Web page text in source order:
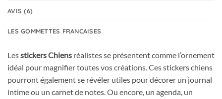
AVIS (6)
LES GOMMETTES FRANCAISES
Lesstickers Chiens réalistes se présentent comme l’ornement
idéal pour magnifier toutes vos créations. Ces stickers chiens
pourront également se révéler utiles pour décorer un journal
intime ou un carnet de notes. Ou encore, un agenda, un